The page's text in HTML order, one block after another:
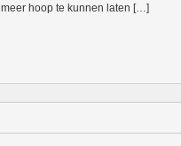
meer hoop te kunnen laten […]